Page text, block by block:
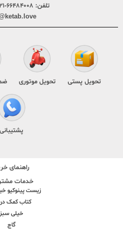
تلفن: ۶۶۴۸۴۰۰۸-۰۲۱ (۲۰ خط)
تحویل پستی تحویل موتوری
پشتیبانی
راهنمای
خدمات
زیست پینوکیو
کتاب کمک
خیلی سبز
گاج